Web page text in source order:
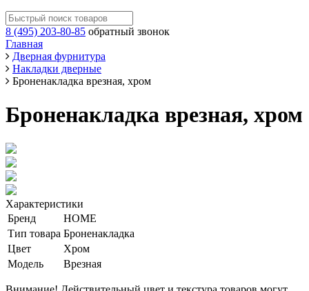
8 (495) 203-80-85 обратный звонок
Главная
Дверная фурнитура
Накладки дверные
Броненакладка врезная, хром
Броненакладка врезная, хром
Характеристики
Бренд
HOME
Тип товара Броненакладка
Цвет
Хром
Модель
Врезная